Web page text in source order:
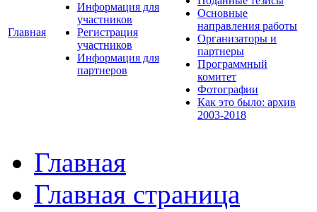
Главная
Информация для
участников
Регистрация
участников
Информация для
партнеров
Основные
направления работы
Организаторы и
партнеры
Программный
комитет
Фотографии
Как это было: архив
2003-2018
Главная
Главная страница